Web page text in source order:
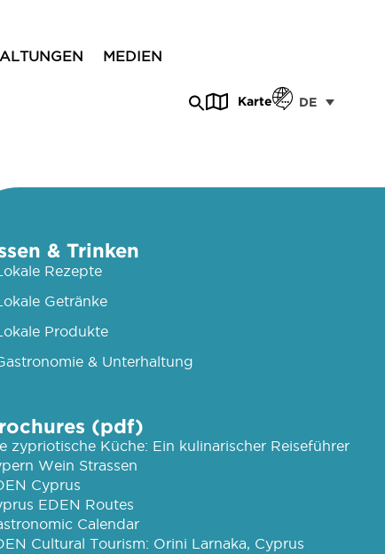
MEDIEN
Karte DE
& Trinken
Rezepte
Getränke
Produkte
& Unterhaltung
(pdf)
zypriotische Küche: Ein kulinarischer Reiseführer
Wein Strassen
Cyprus
EDEN Routes
Calendar
Cultural Tourism: Orini Larnaka, Cyprus